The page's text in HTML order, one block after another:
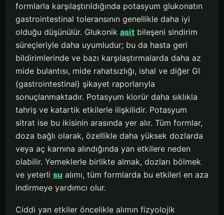
formlarla karşılaştırıldığında potasyum glukonatın
gastrointestinal toleransının genellikle daha iyi
olduğu düşünülür. Glukonik asit bileşeni sindirim
süreçleriyle daha uyumludur; bu da hasta geri
bildirimlerinde ve bazı karşılaştırmalarda daha az
mide bulantısı, mide rahatsızlığı, ishal ve diğer GI
(gastrointestinal) şikayet raporlarıyla
sonuçlanmaktadır. Potasyum klorür daha sıklıkla
tahriş ve katartik etkilerle ilişkilidir. Potasyum
sitrat ise bu ikisinin arasında yer alır. Tüm formlar,
doza bağlı olarak, özellikle daha yüksek dozlarda
veya aç karnına alındığında yan etkilere neden
olabilir. Yemeklerle birlikte almak, dozları bölmek
ve yeterli su alımı, tüm formlarda bu etkileri en aza
indirmeye yardımcı olur.
Ciddi yan etkiler öncelikle alımın fizyolojik